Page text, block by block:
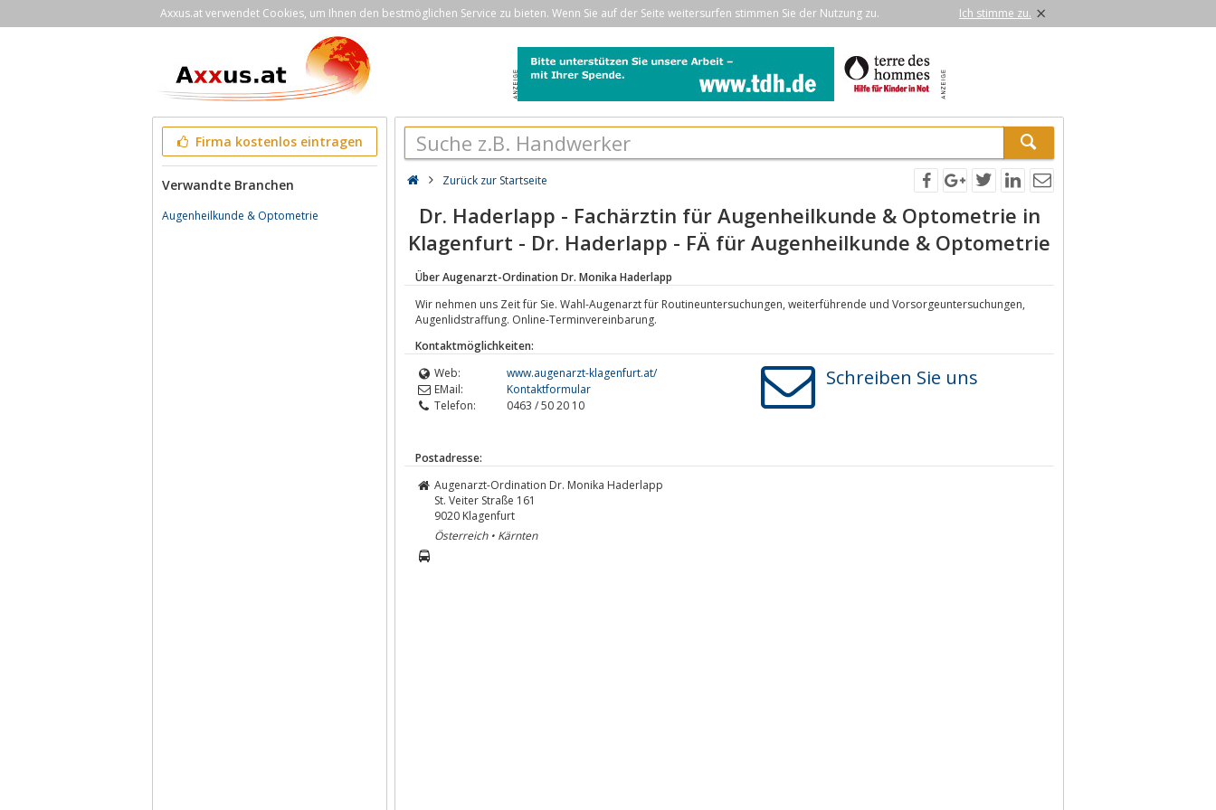
Axxus.at verwendet Cookies, um Ihnen den bestmöglichen Service zu bieten. Wenn Sie auf der Seite weitersurfen stimmen Sie der Nutzung zu. Ich stimme zu. ×
Firma kostenlos eintragen
Verwandte Branchen
Augenheilkunde & Optometrie
Zurück zur Startseite
Dr. Haderlapp - Fachärztin für Augenheilkunde & Optometrie in
Klagenfurt - Dr. Haderlapp - FÄ für Augenheilkunde & Optometrie
Über Augenarzt-Ordination Dr. Monika Haderlapp
Wir nehmen uns Zeit für Sie. Wahl-Augenarzt für Routineuntersuchungen, weiterführende und Vorsorgeuntersuchungen,
Augenlidstraffung. Online-Terminvereinbarung.
Kontaktmöglichkeiten:
Web:
www.augenarzt-klagenfurt.at/
EMail:
Kontaktformular
Telefon:
0463 / 50 20 10
Schreiben Sie uns
Postadresse:
Augenarzt-Ordination Dr. Monika Haderlapp
St. Veiter Straße 161
9020 Klagenfurt
Österreich • Kärnten